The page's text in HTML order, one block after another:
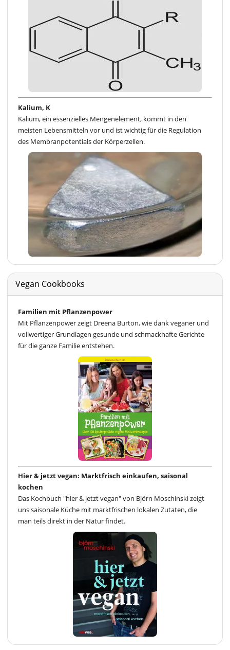
Kalium, K
Kalium, ein essenzielles Mengenelement, kommt in den
meisten Lebensmitteln vor und ist wichtig für die Regulation
des Membranpotentials der Körperzellen.
Vegan Cookbooks
Familien mit Pflanzenpower
Mit Pflanzenpower zeigt Dreena Burton, wie dank veganer und
vollwertiger Grundlagen gesunde und schmackhafte Gerichte
für die ganze Familie entstehen.
Hier & jetzt vegan: Marktfrisch einkaufen, saisonal
kochen
Das Kochbuch "hier & jetzt vegan" von Björn Moschinski zeigt
uns saisonale Küche mit marktfrischen lokalen Zutaten, die
man teils direkt in der Natur findet.